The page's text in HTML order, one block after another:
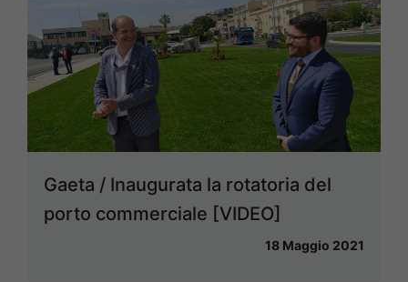
Gaeta / Inaugurata la rotatoria del
porto commerciale [VIDEO]
18 Maggio 2021